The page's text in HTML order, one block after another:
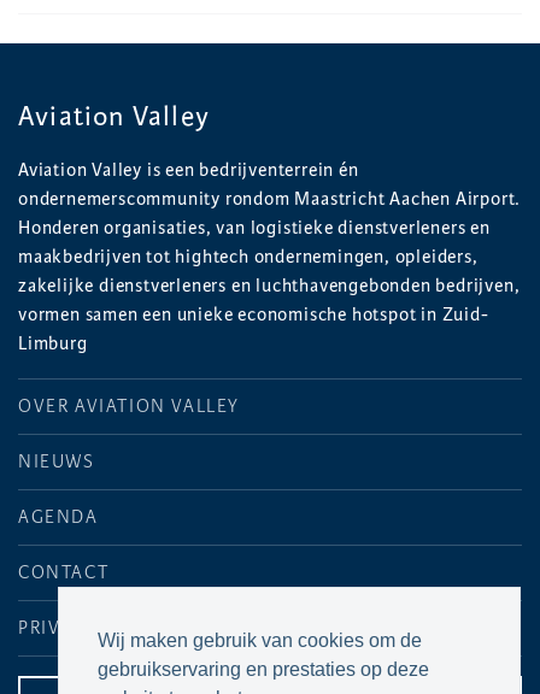
Wij maken gebruik van cookies om de
gebruikservaring en prestaties op deze
Aviation Valley
Aviation Valley is een bedrijventerrein én
ondernemerscommunity rondom Maastricht Aachen Airport.
Honderen organisaties, van logistieke dienstverleners en
maakbedrijven tot hightech ondernemingen, opleiders,
zakelijke dienstverleners en luchthavengebonden bedrijven,
vormen samen een unieke economische hotspot in Zuid-
Limburg
OVER AVIATION VALLEY
NIEUWS
AGENDA
CONTACT
PRIVACYVERKLARING